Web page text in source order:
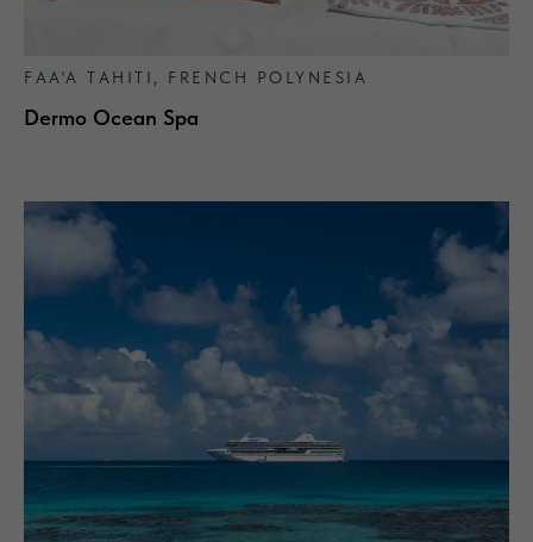
FAA'A TAHITI, FRENCH POLYNESIA
Dermo Ocean Spa
косметику на основе морских водорослей и принципов
талассотерапии. Натуральные формулы, клинически
подтверждённая эффективность и сенсорные текстуры
ALGOTHERM -
ПРОФЕССИОНАЛЬНАЯ
МОРСКАЯ КОСМЕЦЕВТИКА ИЗ
ФРАНЦИИ